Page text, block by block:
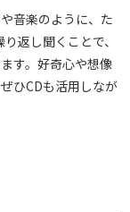
音楽のように、た
返し聞くことで、
す。好奇心や想像
ひCDも活用しなが